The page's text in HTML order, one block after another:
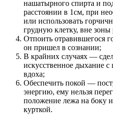
нашатырного спирта и
расстоянии в 1см, при
или использовать
грудную клетку, вне
Отпоить отравившегося
он пришел в сознании;
В крайних случаях —
искусственное дыхание
вдоха;
Обеспечить покой —
энергию, ему нельзя
положение лежа на боку
курткой.